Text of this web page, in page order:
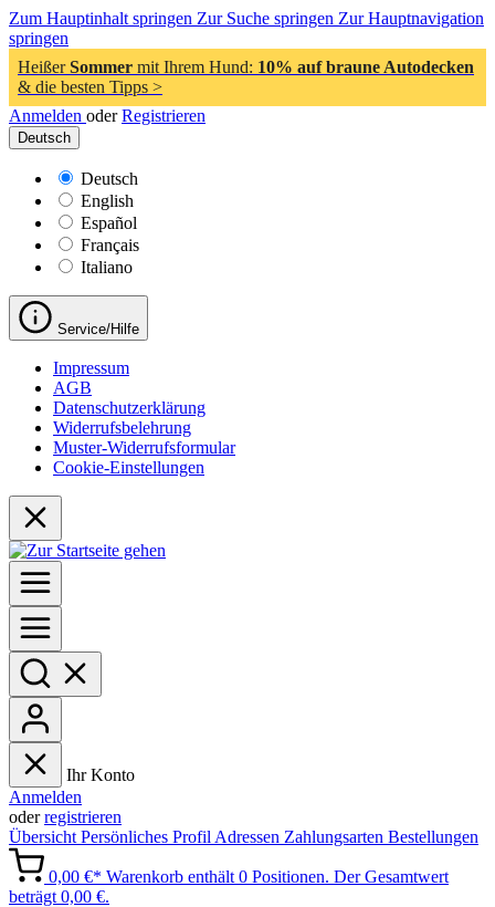
Zum Hauptinhalt springen Zur Suche springen Zur Hauptnavigation
springen
HeißerSommer mit Ihrem Hund: 10% auf braune Autodecken
& die besten Tipps >
Anmelden oder Registrieren
Deutsch
Deutsch
English
Español
Français
Italiano
Service/Hilfe
Impressum
AGB
Datenschutzerklärung
Widerrufsbelehrung
Muster-Widerrufsformular
Cookie-Einstellungen
Ihr Konto
Anmelden
oderregistrieren
Übersicht Persönliches Profil Adressen Zahlungsarten Bestellungen
0,00 €* Warenkorb enthält 0 Positionen. Der Gesamtwert
beträgt 0,00 €.